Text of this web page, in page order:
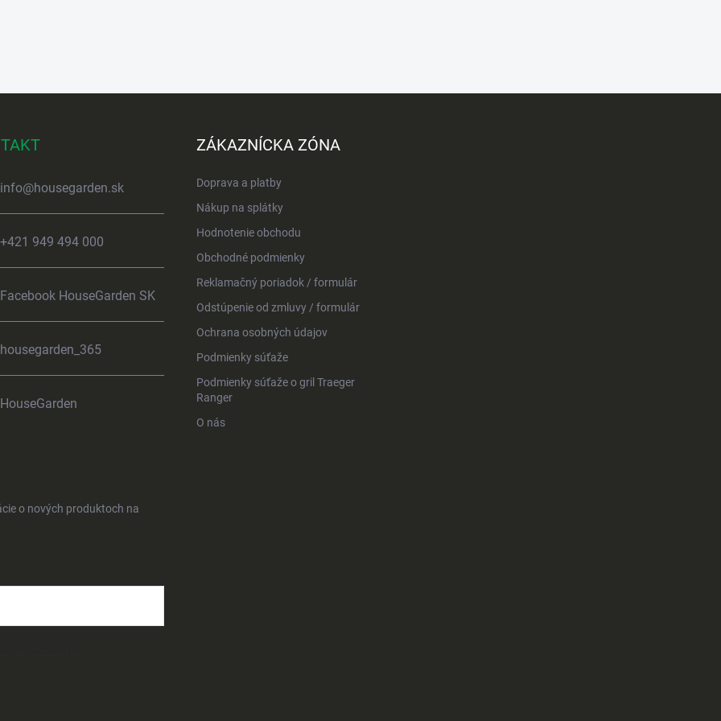
info@housegarden.sk
+421 949 494 000
Facebook HouseGarden SK
housegarden_365
HouseGarden
ZÁKAZNÍCKA ZÓNA
Doprava a platby
Nákup na splátky
Hodnotenie obchodu
Obchodné podmienky
Reklamačný poriadok / formulár
Odstúpenie od zmluvy / formulár
Ochrana osobných údajov
Podmienky súťaže
Podmienky súťaže o gril Traeger
Ranger
O nás
o nových produktoch na